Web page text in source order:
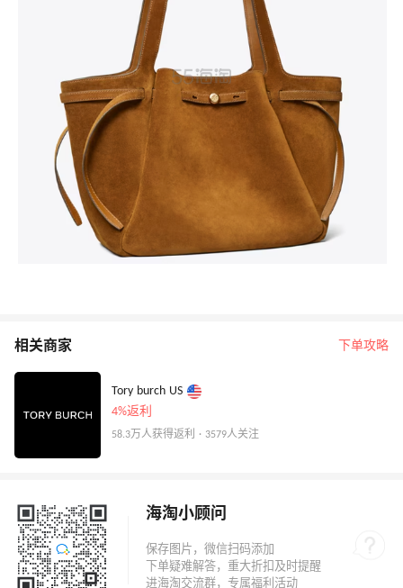
相关商家 下单攻略
Tory burch US
4%返利
58.3万人获得返利 · 3579人关注
海淘小顾问